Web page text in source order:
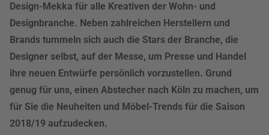
Design-Mekka für alle Kreativen der Wohn- und
Designbranche. Neben zahlreichen Herstellern und
Brands tummeln sich auch die Stars der Branche, die
Designer selbst, auf der Messe, um Presse und Handel
ihre neuen Entwürfe persönlich vorzustellen. Grund
genug für uns, einen Abstecher nach Köln zu machen, um
für Sie die Neuheiten und Möbel-Trends für die Saison
2018/19 aufzudecken.